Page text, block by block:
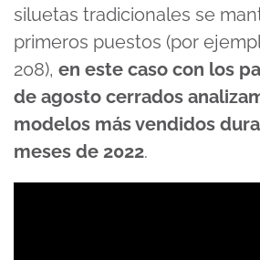
siluetas tradicionales se
primeros puestos (por
208), en este caso con los
de agosto cerrados
modelos más vendidos
meses de 2022.